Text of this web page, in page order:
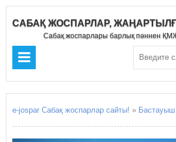
Сабақ жоспарлары барлық пәннен
e-jospar Сабақ жоспарлар сайты! »